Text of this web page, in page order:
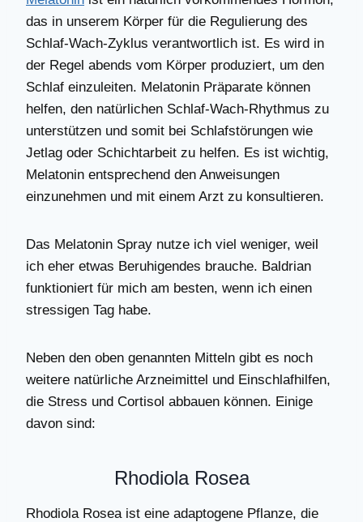
das in unserem Körper für die Regulierung des
Schlaf-Wach-Zyklus verantwortlich ist. Es wird in
der Regel abends vom Körper produziert, um den
Schlaf einzuleiten. Melatonin Präparate können
helfen, den natürlichen Schlaf-Wach-Rhythmus zu
unterstützen und somit bei Schlafstörungen wie
Jetlag oder Schichtarbeit zu helfen. Es ist wichtig,
Melatonin entsprechend den Anweisungen
einzunehmen und mit einem Arzt zu konsultieren.
Das Melatonin Spray nutze ich viel weniger, weil
ich eher etwas Beruhigendes brauche. Baldrian
funktioniert für mich am besten, wenn ich einen
stressigen Tag habe.
Neben den oben genannten Mitteln gibt es noch
weitere natürliche Arzneimittel und Einschlafhilfen,
die Stress und Cortisol abbauen können. Einige
davon sind:
Rhodiola Rosea
Rhodiola Rosea ist eine adaptogene Pflanze, die